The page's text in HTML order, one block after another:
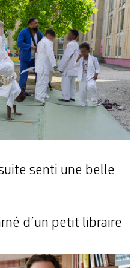
senti une belle
d’un petit libraire